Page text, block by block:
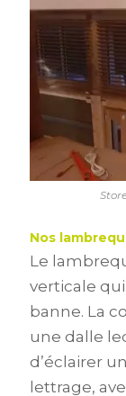
Nos
Le
verticale
banne. La
une dalle
d’éclairer
lettrage,